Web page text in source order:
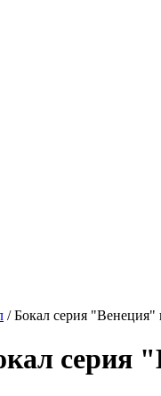
/Бокал серия "Венеция"
серия